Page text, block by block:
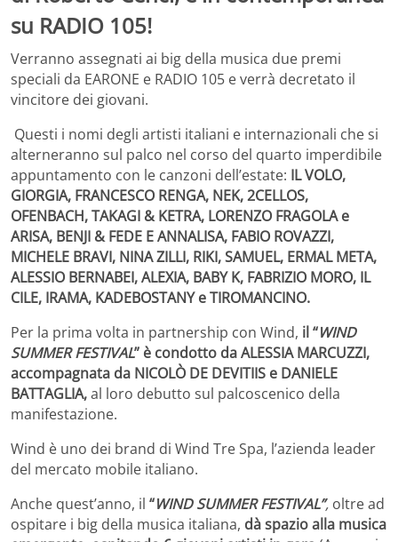
su RADIO 105!
Verranno assegnati ai big della musica due premi
speciali da EARONE e RADIO 105 e verrà decretato il
vincitore dei giovani.
Questi i nomi degli artisti italiani e internazionali che si
alterneranno sul palco nel corso del quarto imperdibile
appuntamento con le canzoni dell’estate: IL VOLO,
GIORGIA, FRANCESCO RENGA, NEK, 2CELLOS,
OFENBACH, TAKAGI & KETRA, LORENZO FRAGOLA e
ARISA, BENJI & FEDE E ANNALISA, FABIO ROVAZZI,
MICHELE BRAVI, NINA ZILLI, RIKI, SAMUEL, ERMAL META,
ALESSIO BERNABEI, ALEXIA, BABY K, FABRIZIO MORO, IL
CILE, IRAMA, KADEBOSTANY e TIROMANCINO.
Per la prima volta in partnership con Wind, il “WIND
SUMMER FESTIVAL” è condotto da ALESSIA MARCUZZI,
accompagnata da NICOLÒ DE DEVITIIS e DANIELE
BATTAGLIA,al loro debutto sul palcoscenico della
manifestazione.
Wind è uno dei brand di Wind Tre Spa, l’azienda leader
del mercato mobile italiano.
Anche quest’anno, il “WIND SUMMER FESTIVAL”, oltre ad
ospitare i big della musica italiana, dà spazio alla musica